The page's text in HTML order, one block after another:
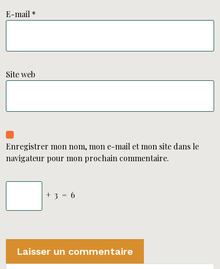
E-mail *
Site web
Enregistrer mon nom, mon e-mail et mon site dans le
navigateur pour mon prochain commentaire.
+ 3 = 6